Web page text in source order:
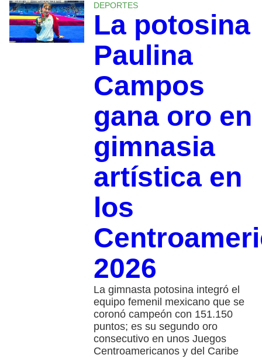
DEPORTES
La potosina
Paulina
Campos
gana oro en
gimnasia
artística en
los
2026
La gimnasta potosina integró el
equipo femenil mexicano que se
coronó campeón con 151.150
puntos; es su segundo oro
consecutivo en unos Juegos
Centroamericanos y del Caribe